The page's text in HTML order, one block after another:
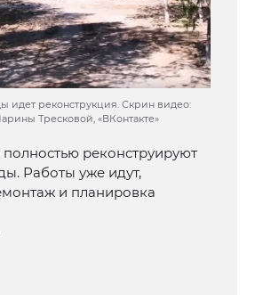
идет реконструкция. Скрин видео:
Тресковой, «ВКонтакте»
реконструируют
Работы уже идут,
и планировка